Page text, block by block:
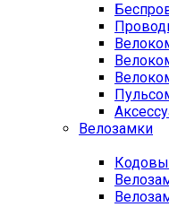
Велозамки